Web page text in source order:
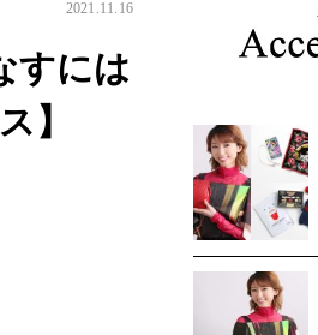
2021.11.16
すには
】